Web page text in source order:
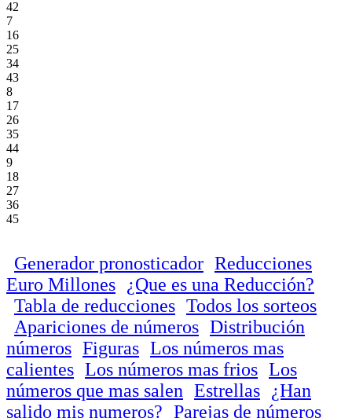
42
7
16
25
34
43
8
17
26
35
44
9
18
27
36
45
Generador pronosticador Reducciones
Euro Millones
¿Que es una Reducción?
Tabla de reducciones Todos los sorteos
Apariciones de números Distribución
números Figuras Los números mas
calientes Los números mas frios Los
números que mas salen Estrellas
¿Han
salido mis numeros? Parejas de números